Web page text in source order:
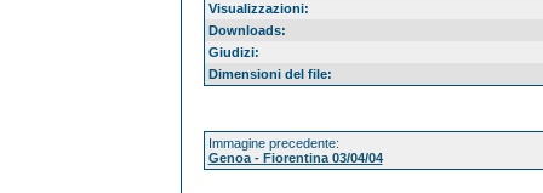
Visualizzazioni:
Downloads:
Giudizi:
Dimensioni del file:
Immagine precedente:
Genoa - Fiorentina 03/04/04